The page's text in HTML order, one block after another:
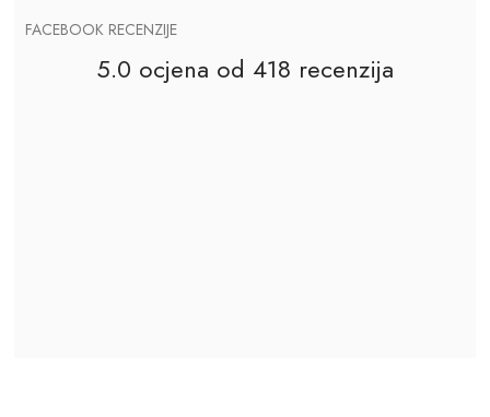
FACEBOOK RECENZIJE
5.0 ocjena od 418 recenzija